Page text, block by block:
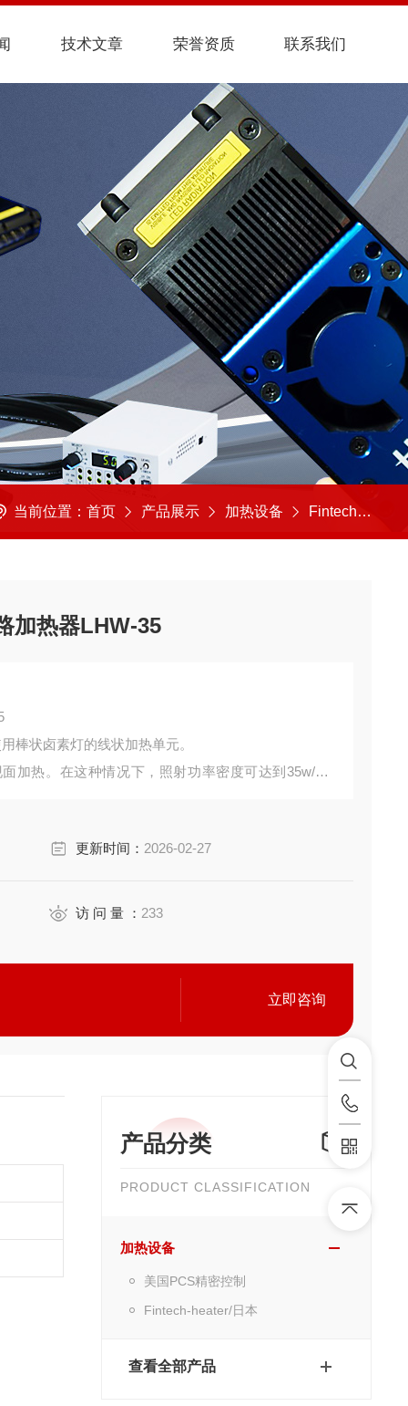
技术文章 荣誉资质 联系我们
当前位置： 首页 产品展示 加热设备 Fintech-heater/日本
加热器LHW-35
棒状卤素灯的线状加热单元。
加热。在这种情况下，照射功率密度可达到35w/cm
更新时间： 2026-02-27
访 问 量 ： 233
立即咨询
产品分类
PRODUCT CLASSIFICATION
加热设备
美国PCS精密控制
Fintech-heater/日本
查看全部产品